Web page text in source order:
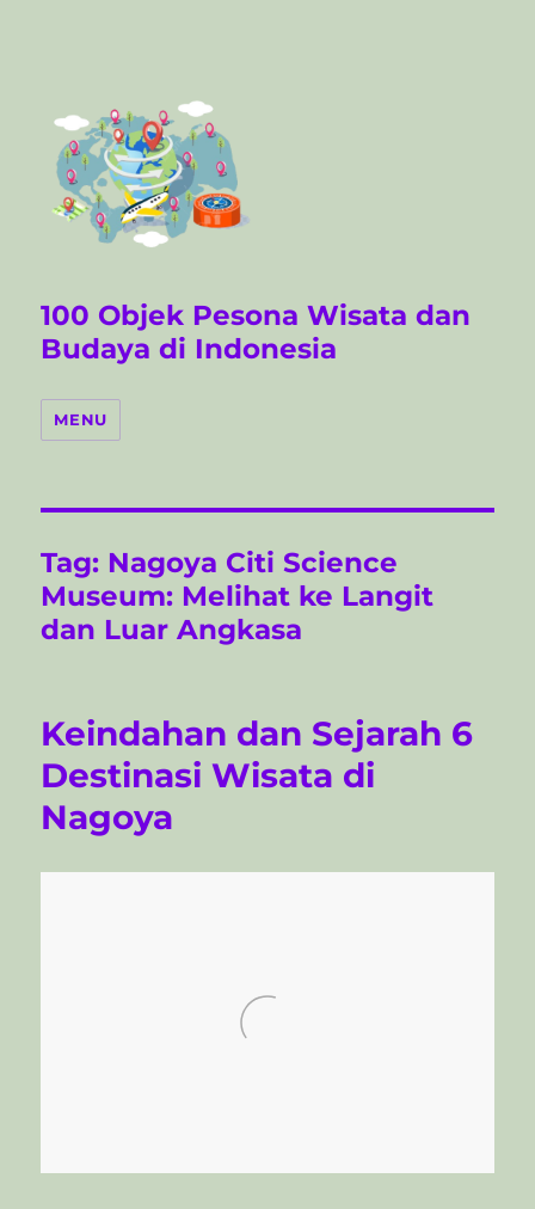
100 Objek Pesona Wisata dan
Budaya di Indonesia
MENU
Tag: Nagoya Citi Science
Museum: Melihat ke Langit
dan Luar Angkasa
Keindahan dan Sejarah 6
Destinasi Wisata di
Nagoya